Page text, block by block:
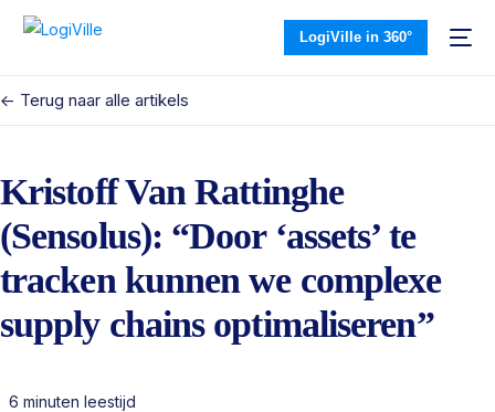
LogiVille in 360°
<- Terug naar alle artikels
Kristoff Van Rattinghe
(Sensolus): “Door ‘assets’ te
tracken kunnen we complexe
supply chains optimaliseren”
6 minuten leestijd